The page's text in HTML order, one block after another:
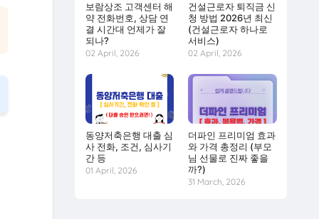
보람상조 고객센터 해
약 전화번호, 상담 연
결 시간대 언제가 잘
되나?
02 April, 2026
건설근로자 퇴직금 신
청 방법 2026년 최신
(건설근로자 하나로
서비스)
02 April, 2026
동양저축은행 대출 심
사 전화, 조건, 심사기
간 등
01 April, 2026
더파인 프리미엄 효과
와 가격 총정리 (부모
님 선물로 진짜 좋을
까?)
31 March, 2026